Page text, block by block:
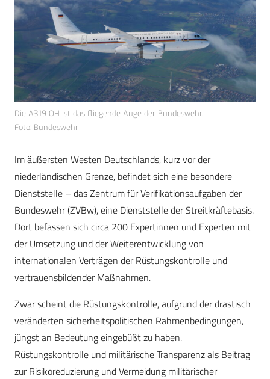
Die A319 OH ist das fliegende Auge der Bundeswehr.
Foto: Bundeswehr
Im äußersten Westen Deutschlands, kurz vor der
niederländischen Grenze, befindet sich eine besondere
Dienststelle – das Zentrum für Verifikationsaufgaben der
Bundeswehr (ZVBw), eine Dienststelle der Streitkräftebasis.
Dort befassen sich circa 200 Expertinnen und Experten mit
der Umsetzung und der Weiterentwicklung von
internationalen Verträgen der Rüstungskontrolle und
vertrauensbildender Maßnahmen.
Zwar scheint die Rüstungskontrolle, aufgrund der drastisch
veränderten sicherheitspolitischen Rahmenbedingungen,
jüngst an Bedeutung eingebüßt zu haben.
Rüstungskontrolle und militärische Transparenz als Beitrag
zur Risikoreduzierung und Vermeidung militärischer